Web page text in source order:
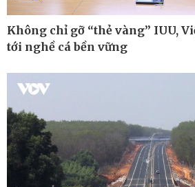
Kinh tế
Thị
Không chỉ gỡ “thẻ vàng” IUU,
tới nghề cá bền vững